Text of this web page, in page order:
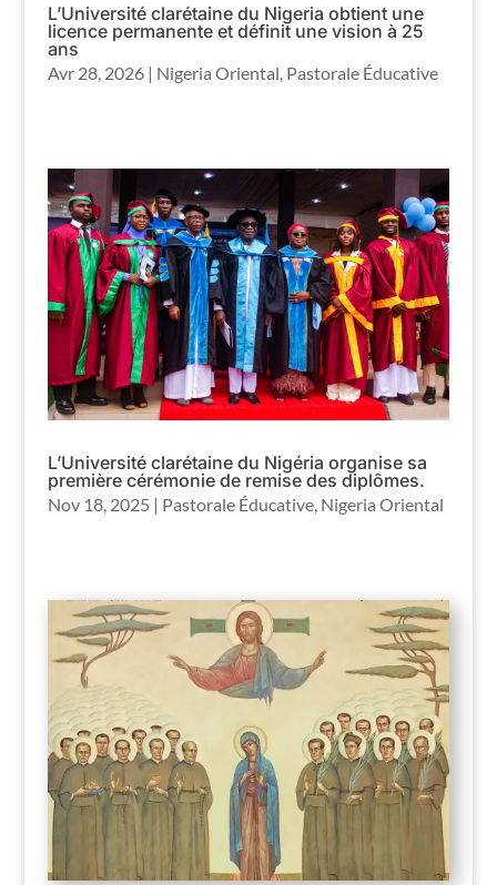
L’Université clarétaine du Nigeria obtient une
licence permanente et définit une vision à 25
ans
Avr 28, 2026| Nigeria Oriental, Pastorale Éducative
L’Université clarétaine du Nigéria organise sa
première cérémonie de remise des diplômes.
Nov 18, 2025 | Pastorale Éducative, Nigeria Oriental